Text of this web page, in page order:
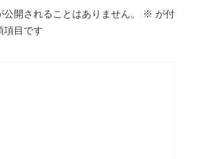
公開されることはありません。 ※ が付
項目です